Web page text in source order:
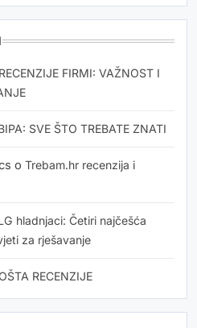
RECENZIJE FIRMI: VAŽNOST I
SVE ŠTO TREBATE ZNATI
o Trebam.hr recenzija i
hladnjaci: Četiri najčešća
za rješavanje
RECENZIJE